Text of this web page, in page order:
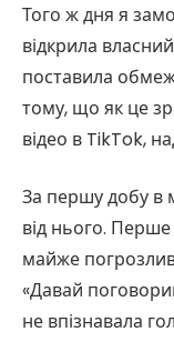
Того ж дня я
відкрила
поставила
тому, що як це
відео в TikTok,
За першу добу в
від нього.
майже
«Давай
не впізнавала